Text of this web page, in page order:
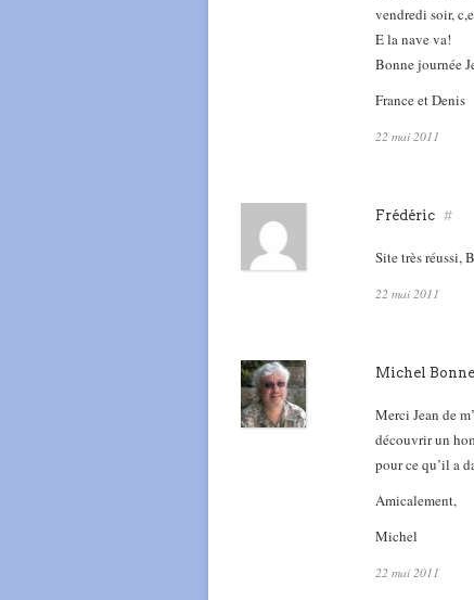
vendredi soir,
E la nave va!
Bonne journée
France et Denis
22 mai 2011
Frédéric #
Site très réussi,
22 mai 2011
Michel
Merci Jean de
découvrir un
pour ce qu’il a
Amicalement,
Michel
22 mai 2011